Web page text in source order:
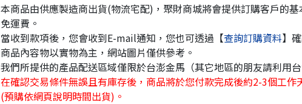
本商品由供應製造商出貨(物流宅配)，聚財商城將會提供訂購客戶的
免運費。
當收到款項後，您會收到E-mail通知，您也可透過【查詢訂購資料】
商品內容物以實物為主，網站圖片僅供參考。
我們所提供的產品配送區域僅限於台澎金馬（其它地區的朋友請利用
在確認交易條件無誤且有庫存後，商品將於您付款完成後約2-3個工作
(預購依網頁說明時間出貨)。